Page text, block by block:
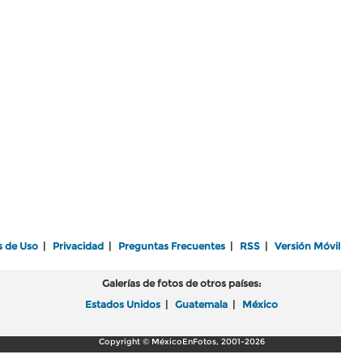
de Uso Privacidad Preguntas Frecuentes RSS Versión Móvil
Galerías de fotos de otros países:
Estados Unidos
Guatemala México
Copyright © MéxicoEnFotos, 2001-2026